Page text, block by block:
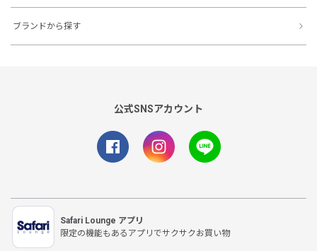
ブランドから探す
公式SNSアカウント
Safari Lounge アプリ
限定の機能もあるアプリでサクサクお買い物